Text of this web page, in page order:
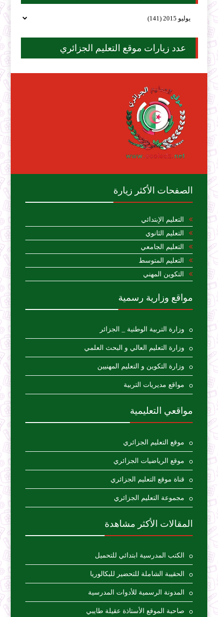
عدد زيارات موقع التعليم الجزائري
الصفحات الأكثر زيارة
التعليم الإبتدائي
التعليم الثانوي
التعليم الجامعي
التعليم المتوسط
التكوين المهني
مواقع وزارية رسمية
وزارة التربية الوطنية _ الجزائر
وزارة التعليم العالي و البحث العلمي
وزارة التكوين و التعليم المهنيين
مواقع مديريات التربية
مواقعي التعليمية
موقع التعليم الجزائري
موقع الرياضيات الجزائري
قناة موقع التعليم الجزائري
مجموعة التعليم الجزائري
المقالات الأكثر مشاهدة
الكتب المدرسية ابتدائي للتحميل
الحقيبة الشاملة للتحضير للبكالوريا
المدونة الرسمية للأدوات المدرسية
صاحبة الموقع الأستاذة عقيلة طايبي